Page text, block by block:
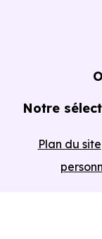
Guide de
Notre
Plan du site